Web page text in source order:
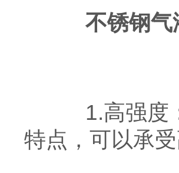
不锈钢气
1.高强度：
特点，可以承